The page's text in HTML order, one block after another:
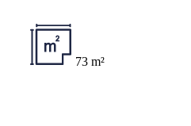
73 m²